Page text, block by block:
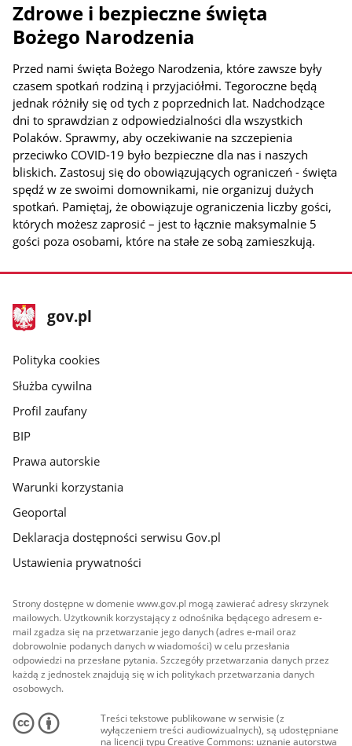
Zdrowe i bezpieczne święta
Bożego Narodzenia
Przed nami święta Bożego Narodzenia, które zawsze były
czasem spotkań rodziną i przyjaciółmi. Tegoroczne będą
jednak różniły się od tych z poprzednich lat. Nadchodzące
dni to sprawdzian z odpowiedzialności dla wszystkich
Polaków. Sprawmy, aby oczekiwanie na szczepienia
przeciwko COVID-19 było bezpieczne dla nas i naszych
bliskich. Zastosuj się do obowiązujących ograniczeń - święta
spędź w ze swoimi domownikami, nie organizuj dużych
spotkań. Pamiętaj, że obowiązuje ograniczenia liczby gości,
których możesz zaprosić – jest to łącznie maksymalnie 5
gości poza osobami, które na stałe ze sobą zamieszkują.
stopka
gov.pl
Strona
gov.pl
gov.pl
Polityka cookies
Służba cywilna
Profil zaufany
BIP
Prawa autorskie
Warunki korzystania
Geoportal
Deklaracja dostępności serwisu Gov.pl
Ustawienia prywatności
Strony dostępne w domenie www.gov.pl mogą zawierać adresy skrzynek
mailowych. Użytkownik korzystający z odnośnika będącego adresem e-
mail zgadza się na przetwarzanie jego danych (adres e-mail oraz
dobrowolnie podanych danych w wiadomości) w celu przesłania
odpowiedzi na przesłane pytania. Szczegóły przetwarzania danych przez
każdą z jednostek znajdują się w ich politykach przetwarzania danych
osobowych.
Treści tekstowe publikowane w serwisie (z
wyłączeniem treści audiowizualnych), są udostępniane
na licencji typu Creative Commons: uznanie autorstwa